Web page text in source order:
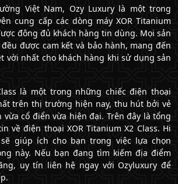
Việt Nam, Ozy Luxury là một trong
cung cấp các dòng máy XOR Titanium
đông đủ khách hàng tin dùng. Mọi sản
được cam kết và bảo hành, mang đến
vời nhất cho khách hàng khi sử dụng sản
là một trong những chiếc điện thoại
trên thị trường hiện nay, thu hút bởi vẻ
cổ điển vừa hiện đại. Trên đây là tổng
về điện thoại XOR Titanium X2 Class. Hi
sẽ giúp ích cho bạn trong việc lựa chọn
này. Nếu bạn đang tìm kiếm địa điểm
uy tín liên hệ ngay với Ozyluxury để